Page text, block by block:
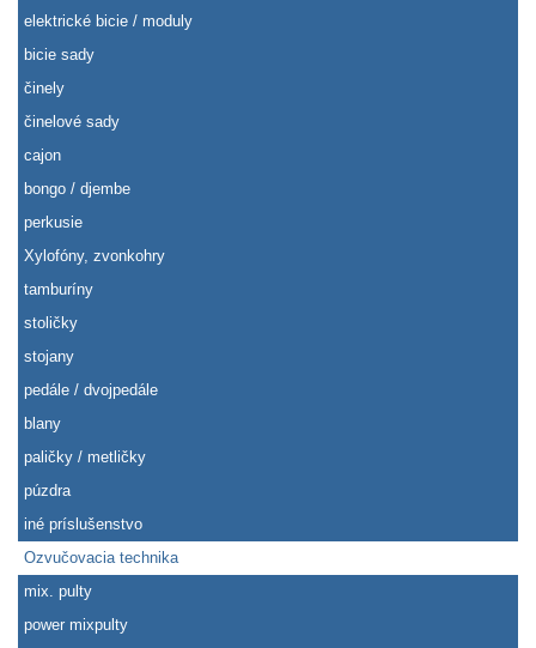
elektrické bicie / moduly
bicie sady
činely
činelové sady
cajon
bongo / djembe
perkusie
Xylofóny, zvonkohry
tamburíny
stoličky
stojany
pedále / dvojpedále
blany
paličky / metličky
púzdra
iné príslušenstvo
Ozvučovacia technika
mix. pulty
power mixpulty